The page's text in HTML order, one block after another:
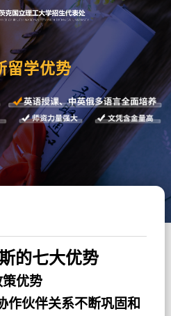
留学优势
的七大优势
优势
伙伴关系不断巩固和